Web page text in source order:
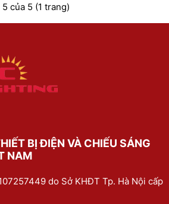
của 5 (1 trang)
BỊ ĐIỆN VÀ CHIẾU SÁNG
NAM
do Sở KHĐT Tp. Hà Nội cấp